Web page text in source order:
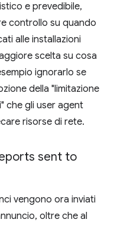
e prevedibile,
controllo su quando
alle installazioni
scelta su cosa
ignorarlo se
della "limitazione
che gli user agent
risorse di rete.
sent to
vengono ora inviati
oltre che al